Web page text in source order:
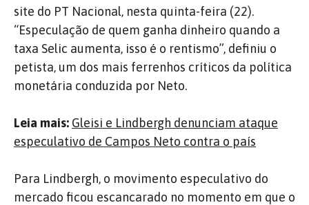
site do PT Nacional, nesta quinta-feira (22).
“Especulação de quem ganha dinheiro quando a
taxa Selic aumenta, isso é o rentismo”, definiu o
petista, um dos mais ferrenhos críticos da política
monetária conduzida por Neto.
Leia mais: Gleisi e Lindbergh denunciam ataque
especulativo de Campos Neto contra o país
Para Lindbergh, o movimento especulativo do
mercado ficou escancarado no momento em que o